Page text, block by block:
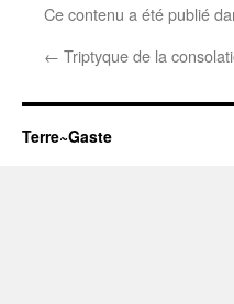
Ce contenu a été publié
← Triptyque de la
Terre~Gaste